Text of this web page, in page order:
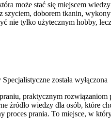
może stać się miejscem
szyciem, doborem tkanin,
nie tylko użytecznym hobby,
Specjalistyczne została wyłączona
praktycznym
źródło wiedzy dla osób,
proces prania. To miejsce, w